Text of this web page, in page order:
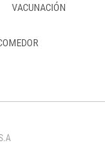
VACUNACIÓN